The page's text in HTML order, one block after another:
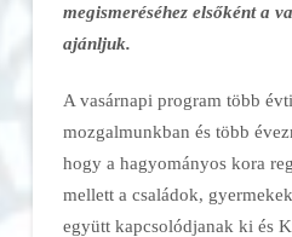
megismeréséhez elsőként a
ajánljuk.
A vasárnapi program több
mozgalmunkban és több
hogy a hagyományos kora
mellett a családok,
együtt kapcsolódjanak ki és